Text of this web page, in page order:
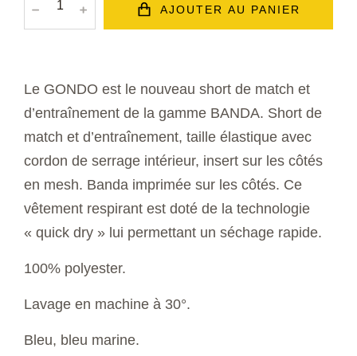
﹣ ﹢ AJOUTER AU PANIER
Le GONDO est le nouveau short de match et
d’entraînement de la gamme BANDA. Short de
match et d’entraînement, taille élastique avec
cordon de serrage intérieur, insert sur les côtés
en mesh. Banda imprimée sur les côtés. Ce
vêtement respirant est doté de la technologie
« quick dry » lui permettant un séchage rapide.
100% polyester.
Lavage en machine à 30°.
Bleu, bleu marine.